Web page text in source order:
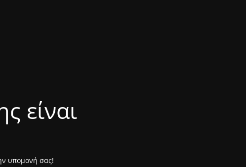
είναι
υπομονή σας!